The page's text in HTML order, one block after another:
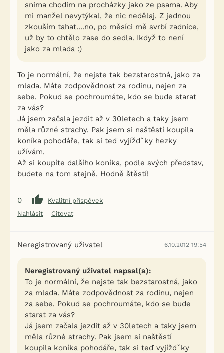
snima chodim na procházky jako ze psama. Aby
mi manžel nevytýkal, že nic nedělaj. Z jednou
zkouším tahat....no, po měsíci mě svrbí zadnice,
už by to chtělo zase do sedla. Ikdyž to není
jako za mlada :)
To je normální, že nejste tak bezstarostná, jako za
mlada. Máte zodpovědnost za rodinu, nejen za
sebe. Pokud se pochroumáte, kdo se bude starat
za vás?
Já jsem začala jezdit až v 30letech a taky jsem
měla různé strachy. Pak jsem si naštěstí koupila
koníka pohodáře, tak si teď vyjíždˇky hezky
užívám.
Až si koupíte dalšího koníka, podle svých představ,
budete na tom stejně. Hodně štěstí!
0
Kvalitní příspěvek
Nahlásit
Citovat
Neregistrovaný uživatel 6.10.2012 19:54
Neregistrovaný uživatel napsal(a):
To je normální, že nejste tak bezstarostná, jako
za mlada. Máte zodpovědnost za rodinu, nejen
za sebe. Pokud se pochroumáte, kdo se bude
starat za vás?
Já jsem začala jezdit až v 30letech a taky jsem
měla různé strachy. Pak jsem si naštěstí
koupila koníka pohodáře, tak si teď vyjíždˇky